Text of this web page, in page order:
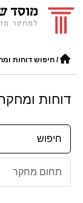
/ חיפוש דוחות
דוחות